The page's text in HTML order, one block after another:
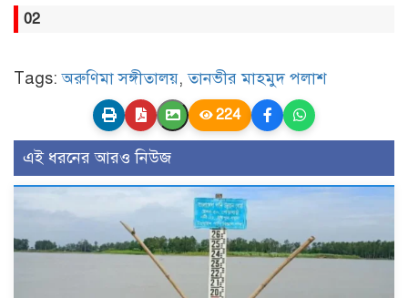
02
Tags:অরুণিমা সঙ্গীতালয়,তানভীর মাহমুদ পলাশ
224
এই ধরনের আরও নিউজ